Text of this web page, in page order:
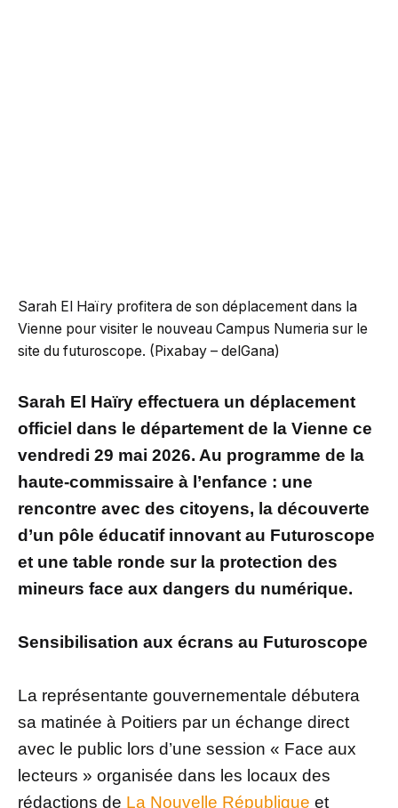
Sarah El Haïry profitera de son déplacement dans la
Vienne pour visiter le nouveau Campus Numeria sur le
site du futuroscope. (Pixabay – delGana)
Sarah El Haïry effectuera un déplacement
officiel dans le département de la Vienne ce
vendredi 29 mai 2026. Au programme de la
haute-commissaire à l’enfance : une
rencontre avec des citoyens, la découverte
d’un pôle éducatif innovant au Futuroscope
et une table ronde sur la protection des
mineurs face aux dangers du numérique.
Sensibilisation aux écrans au Futuroscope
La représentante gouvernementale débutera
sa matinée à Poitiers par un échange direct
avec le public lors d’une session « Face aux
lecteurs » organisée dans les locaux des
rédactions de La Nouvelle République et